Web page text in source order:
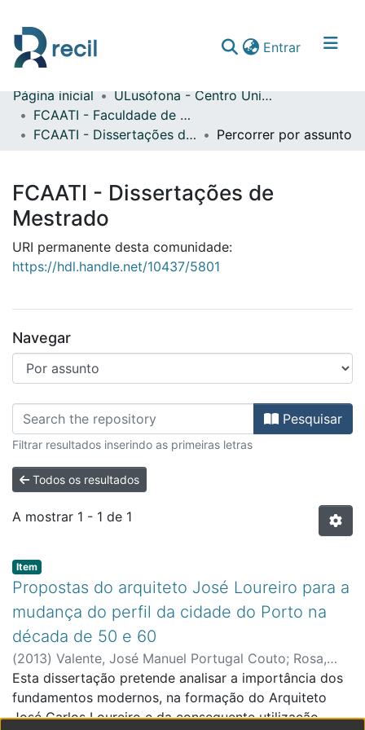
Entrar(current)
Comunidades & Coleções
Percorrer repositório
Página inicial
ULusófona - Centro Universitário do Porto
FCAATI - Faculdade de Comunicação, Arquitetura, Artes e Tecnologias da Informação
FCAATI - Dissertações de Mestrado
Percorrer por assunto
FCAATI - Dissertações de
Mestrado
URI permanente desta comunidade:
https://hdl.handle.net/10437/5801
Navegar
Percorrer FCAATI - Dissertações
Pesquisar
Filtrar resultados inserindo as primeiras letras
Todos os resultados
A mostrar 1 - 1 de 1
Item type:
Item,
Propostas do arquiteto José Loureiro para a
mudança do perfil da cidade do Porto na
década de 50 e 60
(2013) Valente, José Manuel Portugal Couto; Rosa,
Edite Maria Figueiredo e, orient.
Esta dissertação pretende analisar a importância dos
fundamentos modernos, na formação do Arquiteto
José Carlos Loureiro e da consequente utilização